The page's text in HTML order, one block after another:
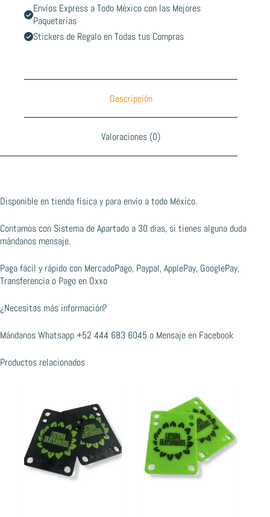
Envíos Express a Todo México con las Mejores
Paqueterías
Stickers de Regalo en Todas tus Compras
Descripción
Valoraciones (0)
Disponible en tienda física y para envío a todo México.
Contamos con Sistema de Apartado a 30 días, si tienes alguna duda
mándanos mensaje.
Paga fácil y rápido con MercadoPago, Paypal, ApplePay, GooglePay,
Transferencia o Pago en Oxxo
¿Necesitas más información?
Mándanos Whatsapp+52 444 683 6045 o Mensaje en Facebook
Productos relacionados